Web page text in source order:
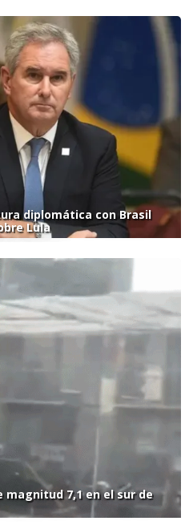
diplomática con Brasil
Lula
7,1 en el sur de